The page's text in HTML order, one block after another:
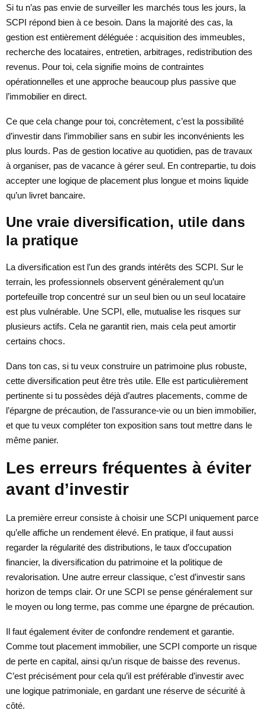
Si tu n’as pas envie de surveiller les marchés tous les jours, la
SCPI répond bien à ce besoin. Dans la majorité des cas, la
gestion est entièrement déléguée : acquisition des immeubles,
recherche des locataires, entretien, arbitrages, redistribution des
revenus. Pour toi, cela signifie moins de contraintes
opérationnelles et une approche beaucoup plus passive que
l’immobilier en direct.
Ce que cela change pour toi, concrètement, c’est la possibilité
d’investir dans l’immobilier sans en subir les inconvénients les
plus lourds. Pas de gestion locative au quotidien, pas de travaux
à organiser, pas de vacance à gérer seul. En contrepartie, tu dois
accepter une logique de placement plus longue et moins liquide
qu’un livret bancaire.
Une vraie diversification, utile dans
la pratique
La diversification est l’un des grands intérêts des SCPI. Sur le
terrain, les professionnels observent généralement qu’un
portefeuille trop concentré sur un seul bien ou un seul locataire
est plus vulnérable. Une SCPI, elle, mutualise les risques sur
plusieurs actifs. Cela ne garantit rien, mais cela peut amortir
certains chocs.
Dans ton cas, si tu veux construire un patrimoine plus robuste,
cette diversification peut être très utile. Elle est particulièrement
pertinente si tu possèdes déjà d’autres placements, comme de
l’épargne de précaution, de l’assurance-vie ou un bien immobilier,
et que tu veux compléter ton exposition sans tout mettre dans le
même panier.
Les erreurs fréquentes à éviter
avant d’investir
La première erreur consiste à choisir une SCPI uniquement parce
qu’elle affiche un rendement élevé. En pratique, il faut aussi
regarder la régularité des distributions, le taux d’occupation
financier, la diversification du patrimoine et la politique de
revalorisation. Une autre erreur classique, c’est d’investir sans
horizon de temps clair. Or une SCPI se pense généralement sur
le moyen ou long terme, pas comme une épargne de précaution.
Il faut également éviter de confondre rendement et garantie.
Comme tout placement immobilier, une SCPI comporte un risque
de perte en capital, ainsi qu’un risque de baisse des revenus.
C’est précisément pour cela qu’il est préférable d’investir avec
une logique patrimoniale, en gardant une réserve de sécurité à
côté.